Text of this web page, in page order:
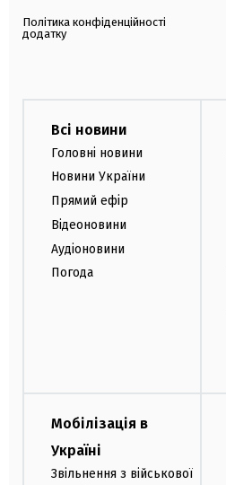
Політика конфіденційності
додатку
Всі новини
Головні новини
Новини України
Прямий ефір
Відеоновини
Аудіоновини
Погода
Мобілізація в
Україні
Звільнення з військової